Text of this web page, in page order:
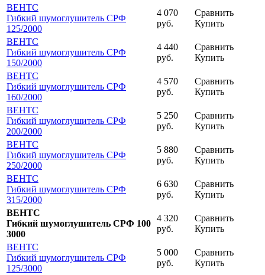
ВЕНТС
Гибкий шумоглушитель СРФ
125/2000
4 070
руб.
Сравнить
Купить
ВЕНТС
Гибкий шумоглушитель СРФ
150/2000
4 440
руб.
Сравнить
Купить
ВЕНТС
Гибкий шумоглушитель СРФ
160/2000
4 570
руб.
Сравнить
Купить
ВЕНТС
Гибкий шумоглушитель СРФ
200/2000
5 250
руб.
Сравнить
Купить
ВЕНТС
Гибкий шумоглушитель СРФ
250/2000
5 880
руб.
Сравнить
Купить
ВЕНТС
Гибкий шумоглушитель СРФ
315/2000
6 630
руб.
Сравнить
Купить
ВЕНТС
Гибкий шумоглушитель СРФ 100
3000
4 320
руб.
Сравнить
Купить
ВЕНТС
Гибкий шумоглушитель СРФ
125/3000
5 000
руб.
Сравнить
Купить